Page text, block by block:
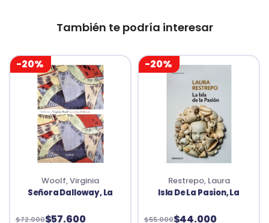
También te podría interesar
-20%
Woolf, Virginia
Señora Dalloway, La
$72.000$57.600
-20%
Restrepo, Laura
Isla De La Pasion, La
$55.000$44.000